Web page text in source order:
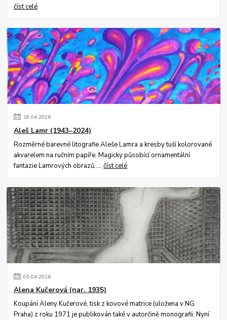
číst celé
18.04.2026
Aleš Lamr (1943–2024)
Rozměrné barevné litografie Aleše Lamra a kresby tuší kolorované
akvarelem na ručním papíře. Magicky působící ornamentální
fantazie Lamrových obrazů.....číst celé
05.04.2026
Alena Kučerová (nar. 1935)
Koupání Aleny Kučerové, tisk z kovové matrice (uložena v NG
Praha) z roku 1971 je publikován také v autorčině monografii. Nyní